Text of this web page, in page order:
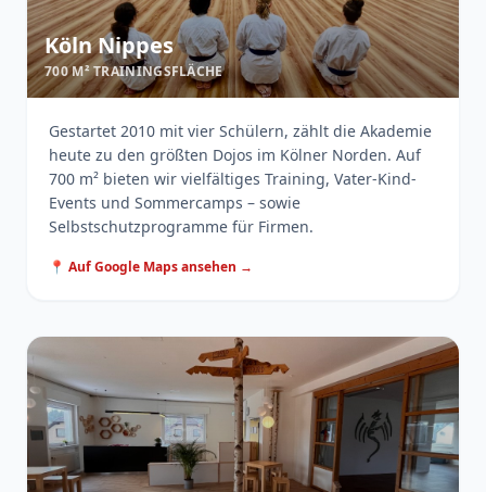
Köln Nippes
700 M² TRAININGSFLÄCHE
Gestartet 2010 mit vier Schülern, zählt die Akademie
heute zu den größten Dojos im Kölner Norden. Auf
700 m² bieten wir vielfältiges Training, Vater-Kind-
Events und Sommercamps – sowie
Selbstschutzprogramme für Firmen.
📍 Auf Google Maps ansehen →